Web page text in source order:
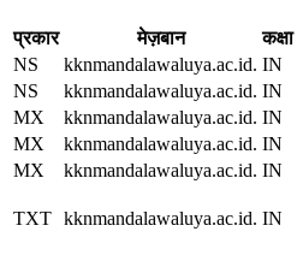
प्रकार मेज़बान कक्षा
NS
kknmandalawaluya.ac.id. IN
NS
kknmandalawaluya.ac.id. IN
MX
kknmandalawaluya.ac.id. IN
MX
kknmandalawaluya.ac.id. IN
MX
kknmandalawaluya.ac.id. IN
TXT kknmandalawaluya.ac.id. IN